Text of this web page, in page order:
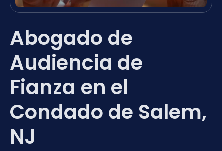
Abogado de
Audiencia de
Fianza en el
Condado de Salem,
NJ